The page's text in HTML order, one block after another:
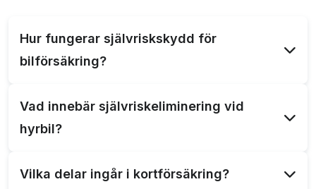
Hur fungerar självriskskydd för
bilförsäkring?
bilförsäkringen vid skada. Det minskar den
ekonomiska bördan för bilägaren vid olyckor.
Vad innebär självriskeliminering vid
hyrbil?
bort eller reducerar den självrisk som annars
Vilka delar ingår i kortförsäkring?